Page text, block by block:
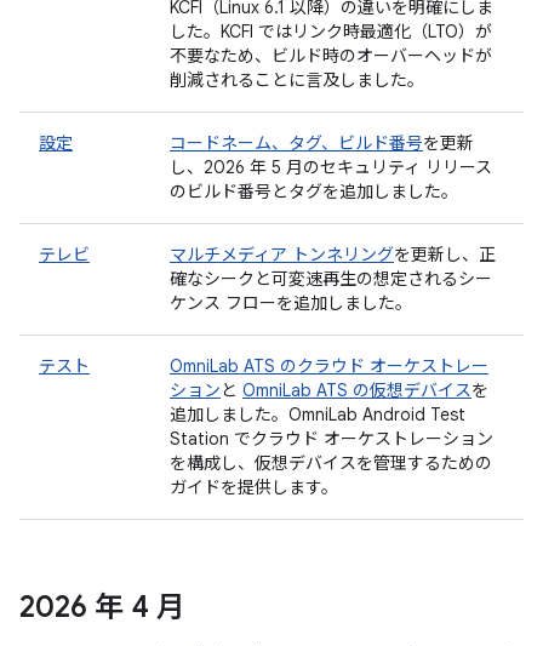
KCFI（Linux 6.1 以降）の違いを明確にしま
した。KCFI ではリンク時最適化（LTO）が
不要なため、ビルド時のオーバーヘッドが
削減されることに言及しました。
設定 コードネーム、タグ、ビルド番号を更新
し、2026 年 5 月のセキュリティ リリース
のビルド番号とタグを追加しました。
テレビ マルチメディア トンネリングを更新し、正
確なシークと可変速再生の想定されるシー
ケンス フローを追加しました。
テスト
OmniLab ATS のクラウド オーケストレー
ションと OmniLab ATS の仮想デバイスを
追加しました。OmniLab Android Test
Station でクラウド オーケストレーション
を構成し、仮想デバイスを管理するための
ガイドを提供します。
2026 年 4 月